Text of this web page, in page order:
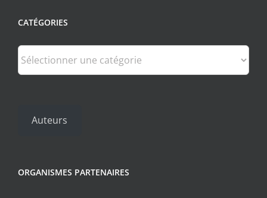
CATÉGORIES
Catégories
Auteurs
ORGANISMES PARTENAIRES